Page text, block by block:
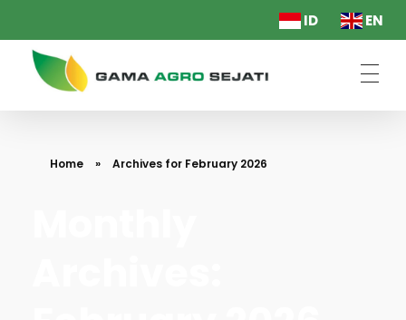
PT. Gama Agro Sejati
Home » Archives for February 2026
EN
ID